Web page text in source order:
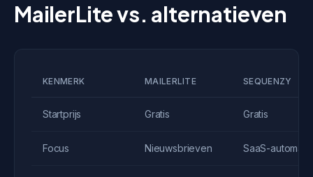
MailerLite vs. alternatieven
KENMERK MAILERLITE SEQUENZY
Startprijs Gratis Gratis
Focus Nieuwsbrieven SaaS-